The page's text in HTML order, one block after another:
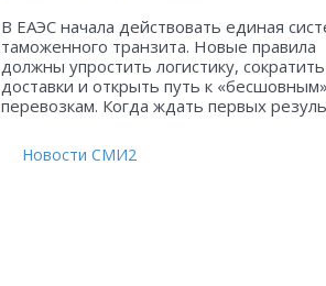
В ЕАЭС начала действовать единая
таможенного транзита. Новые правила
должны упростить логистику,
доставки и открыть путь к «бесшовным»
перевозкам. Когда ждать первых
Новости СМИ2